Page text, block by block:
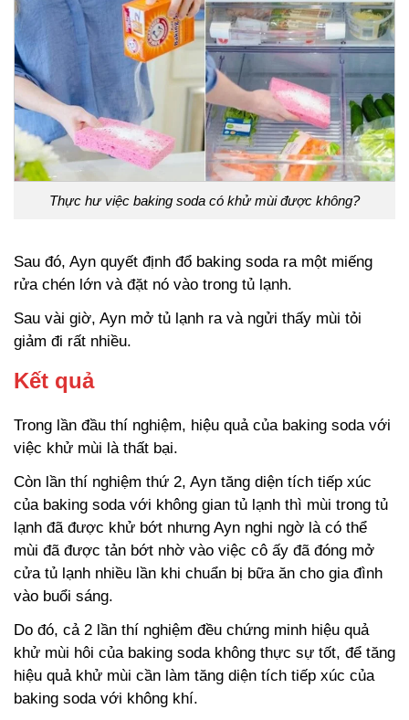
Thực hư việc baking soda có khử mùi được không?
Sau đó, Ayn quyết định đổ baking soda ra một miếng
rửa chén lớn và đặt nó vào trong tủ lạnh.
Sau vài giờ, Ayn mở tủ lạnh ra và ngửi thấy mùi tỏi
giảm đi rất nhiều.
Kết quả
Trong lần đầu thí nghiệm, hiệu quả của baking soda với
việc khử mùi là thất bại.
Còn lần thí nghiệm thứ 2, Ayn tăng diện tích tiếp xúc
của baking soda với không gian tủ lạnh thì mùi trong tủ
lạnh đã được khử bớt nhưng Ayn nghi ngờ là có thể
mùi đã được tản bớt nhờ vào việc cô ấy đã đóng mở
cửa tủ lạnh nhiều lần khi chuẩn bị bữa ăn cho gia đình
vào buổi sáng.
Do đó, cả 2 lần thí nghiệm đều chứng minh hiệu quả
khử mùi hôi của baking soda không thực sự tốt, để tăng
hiệu quả khử mùi cần làm tăng diện tích tiếp xúc của
baking soda với không khí.